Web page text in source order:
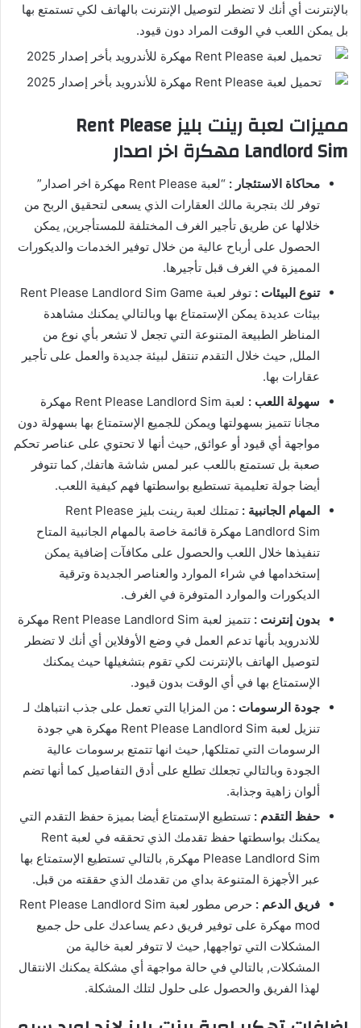
بالإنترنت أي أنك لا تضطر لتوصيل الإنترنت بالهاتف لكي تستمتع بها
بل يمكن اللعب في الوقت المراد دون قيود.
مميزات لعبة رينت بليز Rent Please
Landlord Sim مهكرة اخر اصدار
محاكاة الاستئجار :
“لعبة Rent Please مهكرة اخر اصدار”
توفر لك بتجربة مالك العقارات الذي يسعى لتحقيق الربح من
خلالها عن طريق تأجير الغرف المختلفة للمستأجرين, يمكن
الحصول على أرباح عالية من خلال توفير الخدمات والديكورات
المميزة في الغرف قبل تأجيرها.
تنوع البيئات :
توفر لعبة Rent Please Landlord Sim Game
بيئات عديدة يمكن الإستمتاع بها وبالتالي يمكنك مشاهدة
المناظر الطبيعة المتنوعة التي تجعل لا تشعر بأي نوع من
الملل, حيث خلال التقدم تنتقل لبيئة جديدة والعمل على تأجير
عقارات بها.
سهولة اللعب :
لعبة Rent Please Landlord Sim مهكرة
مجانا تتميز بسهولتها ويمكن للجميع الإستمتاع بها بسهولة دون
مواجهة أي قيود أو عوائق, حيث أنها لا تحتوي على عناصر تحكم
صعبة بل تستمتع باللعب عبر لمس شاشة هاتفك, كما تتوفر
أيضا جولة تعليمية تستطيع بواسطتها فهم كيفية اللعب.
المهام الجانبية :
تمتلك لعبة رينت بليز Rent Please
Landlord Sim مهكرة قائمة خاصة بالمهام الجانبية المتاح
تنفيذها خلال اللعب والحصول على مكافآت إضافية يمكن
إستخدامها في شراء الموارد والعناصر الجديدة وترقية
الديكورات والموارد المتوفرة في الغرف.
بدون إنترنت :
تتميز لعبة Rent Please Landlord Sim مهكرة
للاندرويد بأنها تدعم العمل في وضع الأوفلاين أي أنك لا تضطر
لتوصيل الهاتف بالإنترنت لكي تقوم بتشغيلها حيث يمكنك
الإستمتاع بها في أي الوقت بدون قيود.
جودة الرسومات : من المزايا التي تعمل على جذب انتباهك لـ
تنزيل لعبة Rent Please Landlord Sim مهكرة هي جودة
الرسومات التي تمتلكها, حيث انها تتمتع برسومات عالية
الجودة وبالتالي تجعلك تطلع على أدق التفاصيل كما أنها تضم
ألوان زاهية وجذابة.
حفظ التقدم : تستطيع الإستمتاع أيضا بميزة حفظ التقدم التي
يمكنك بواسطتها حفظ تقدمك الذي تحققه في لعبة Rent
Please Landlord Sim مهكرة, بالتالي تستطيع الإستمتاع بها
عبر الأجهزة المتنوعة بداي من تقدمك الذي حققته من قبل.
فريق الدعم :
حرص مطور لعبة Rent Please Landlord Sim
mod مهكرة على توفير فريق دعم يساعدك على حل جميع
المشكلات التي تواجهها, حيث لا تتوفر لعبة خالية من
المشكلات, بالتالي في حالة مواجهة أي مشكلة يمكنك الانتقال
لهذا الفريق والحصول على حلول لتلك المشكلة.